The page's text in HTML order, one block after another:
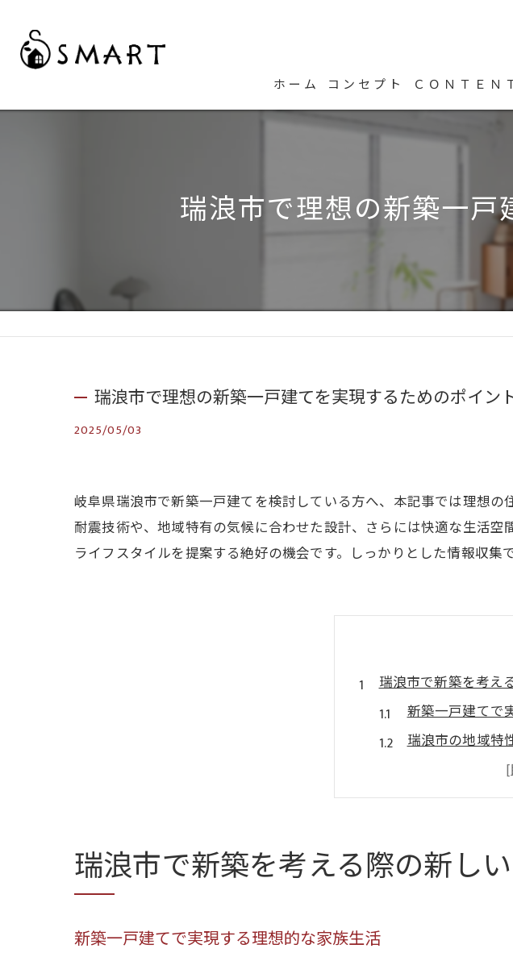
ホーム コンセプト
代表あいさつ
ＣＯＮＴＥＮ
HOMA
長く愛せる木の
瑞浪市で理想の新築一
瑞浪市で理想の新築一戸建てを実現するためのポイン
2025/05/03
岐阜県瑞浪市で新築一戸建てを検討している方へ、本記事では理想
耐震技術や、地域特有の気候に合わせた設計、さらには快適な生活
ライフスタイルを提案する絶好の機会です。しっかりとした情報収集
瑞浪市で新築を考え
新築一戸建てで
瑞浪市の地域特
新築で叶えるス
未来を見据えた
瑞浪市での新し
瑞浪市で新築を考える際の新し
新築一戸建てで実現する理想的な家族生活